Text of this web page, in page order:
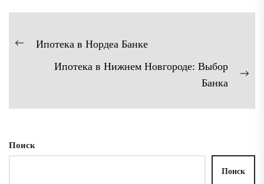
Навигация
Предыдущая
Ипотека в Нордеа Банке
Ипотека в Нижнем Новгороде: Выбор
Банка
Поиск
Поиск